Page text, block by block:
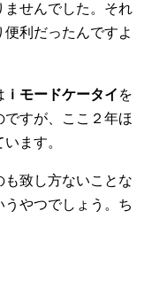
ませんでした。それ
利だったんですよ
ｉモードケータイ を
すが、ここ２年ほ
ます。
も致し方ないことな
やつでしょう。ち